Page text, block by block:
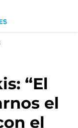
“El
el
el